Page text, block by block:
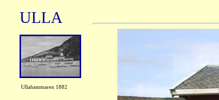
ULLA
Ullahammaren 1882